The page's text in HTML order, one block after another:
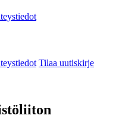
Tilaa uutiskirje